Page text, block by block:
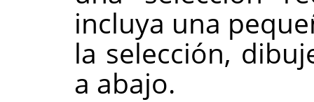
incluya una
la selección,
a abajo.